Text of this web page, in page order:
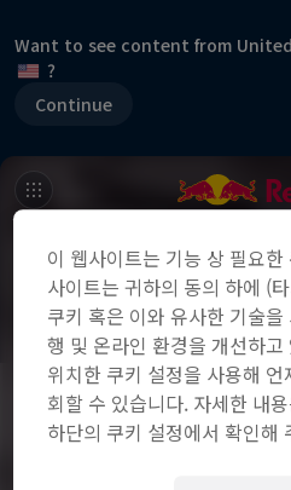
Want to see content from
?
Continue
이 웹사이트는 기능 상 필요
사이트는 귀하의 동의 하에 (
쿠키 혹은 이와 유사한 기술
행 및 온라인 환경을 개선하
위치한 쿠키 설정을 사용해
회할 수 있습니다. 자세한 내
하단의 쿠키 설정에서 확인해